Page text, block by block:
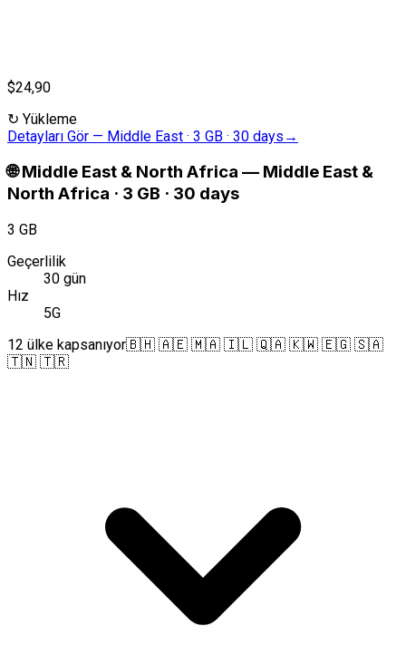
$24,90
↻ Yükleme
Detayları Gör — Middle East · 3 GB · 30 days →
🌐 Middle East & North Africa — Middle East &
North Africa · 3 GB · 30 days
3 GB
Geçerlilik
30 gün
Hız
5G
12 ülke kapsanıyor🇧🇭 🇦🇪 🇲🇦 🇮🇱 🇶🇦 🇰🇼 🇪🇬 🇸🇦
🇹🇳 🇹🇷